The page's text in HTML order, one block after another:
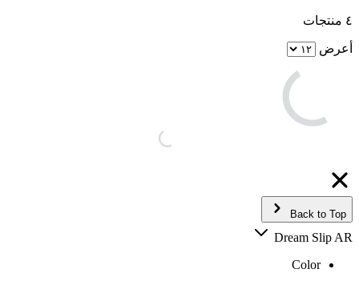
٤ منتجات
أعرض
Back to Top
Dream Slip AR
Color